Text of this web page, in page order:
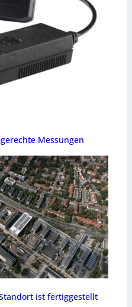
Messungen
ist fertiggestellt